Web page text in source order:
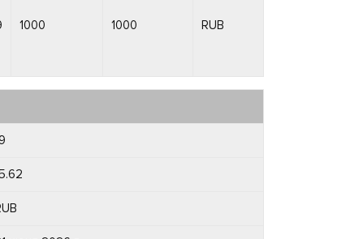
1000 1000 RUB